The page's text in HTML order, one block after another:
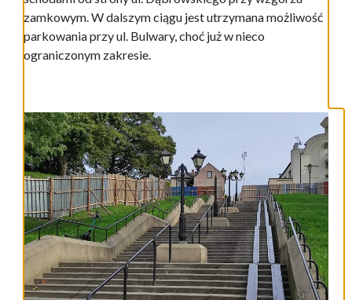
zamkowym. W dalszym ciągu jest utrzymana możliwość
parkowania przy ul. Bulwary, choć już w nieco
ograniczonym zakresie.